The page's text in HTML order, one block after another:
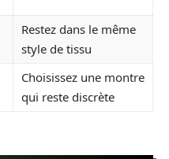
Restez dans le même
style de tissu
Choisissez une montre
qui reste discrète